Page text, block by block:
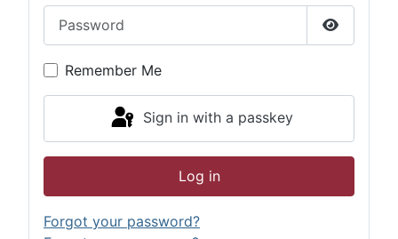
Show
Remember Me
Sign in with a passkey
Log in
Forgot your password?